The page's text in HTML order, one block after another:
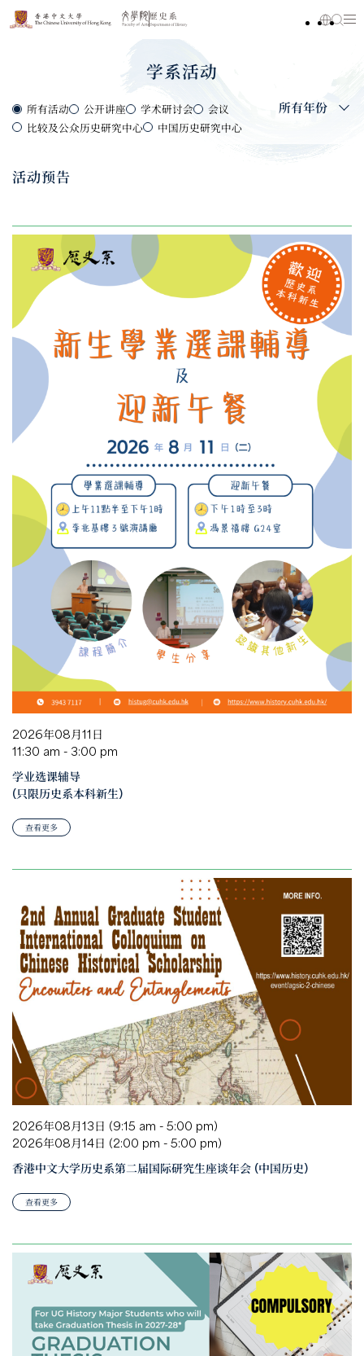
学系活动
所有活动 公开讲座 学术研讨会
会议
比较及公众历史研究中心
中国历史研究中心
所有年份
活动预告
2026年08月11日
11:30 am - 3:00 pm
学业选课辅导
(只限历史系本科新生)
查看更多
2026年08月13日 (9:15 am - 5:00 pm)
2026年08月14日 (2:00 pm - 5:00 pm)
香港中文大学历史系第二届国际研究生座谈年会 (中国历史)
查看更多